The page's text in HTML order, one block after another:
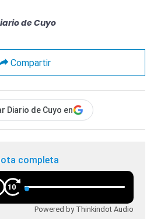
de Cuyo
Compartir
Diario de Cuyo en
completa
10
Powered by Thinkindot Audio